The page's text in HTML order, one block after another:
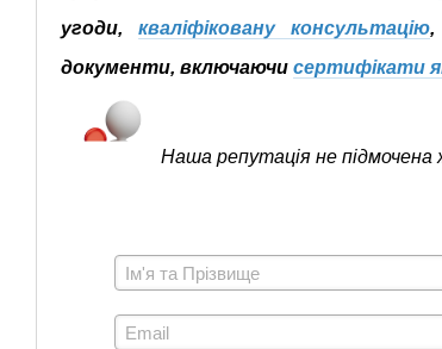
угоди, кваліфіковану консультацію,
документи, включаючи сертифікати
Наша репутація не